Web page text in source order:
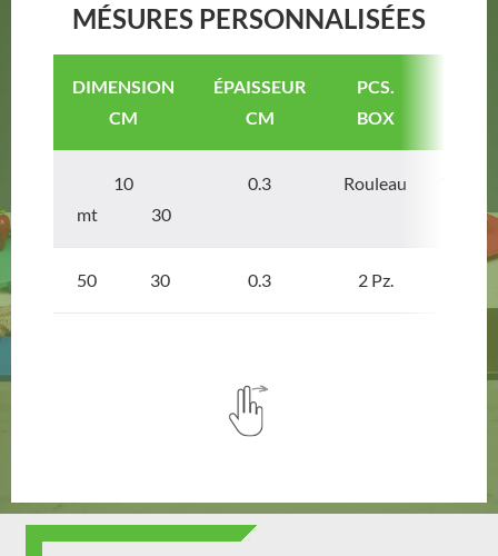
MÉSURES PERSONNALISÉES
DIMENSION
CM
ÉPAISSEUR
CM
PCS.
BOX
10
mt 30
0.3 Rouleau
50 30 0.3 2 Pz.